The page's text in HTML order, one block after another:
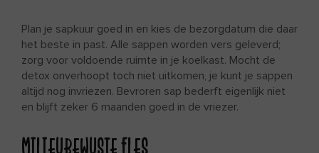
Plan je sapkuur goed in en kies de bezorgdatum die daar
het beste in past. Alle sappen worden vers geleverd;
zorg voor voldoende ruimte in je koelkast. Mocht de
detox onverhoopt toch niet uitkomen, je kunt je sappen
altijd nog invriezen. Bevroren sap bederft eigenlijk niet
en blijft zeker 6 maanden goed in de vriezer.
MILIEUBEWUSTE FLES